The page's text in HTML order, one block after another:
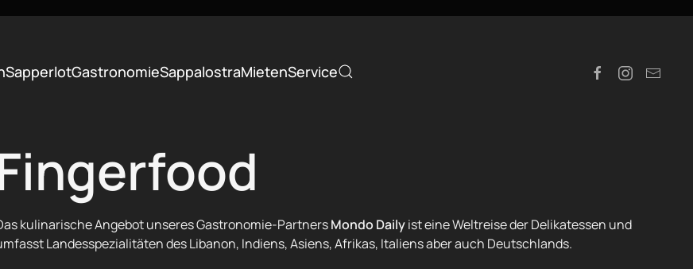
SapperlotGastronomieSappalostraMietenService
kulinarische Angebot unseres Gastronomie-PartnersMondo Dailyist eine Weltreise der Delikatessen und
Landesspezialitäten des Libanon, Indiens, Asiens, Afrikas, Italiens aber auch Deutschlands.